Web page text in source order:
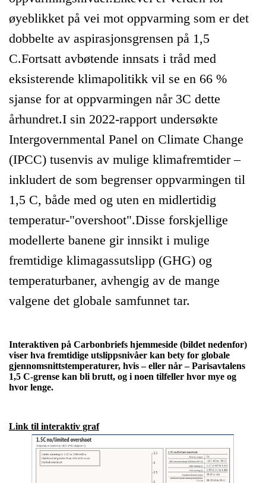
øyeblikket på vei mot oppvarming som er det
dobbelte av aspirasjonsgrensen på 1,5
C.Fortsatt avbøtende innsats i tråd med
eksisterende klimapolitikk vil se en 66 %
sjanse for at oppvarmingen når 3C dette
århundret.I sin 2022-rapport undersøkte
Intergovernmental Panel on Climate Change
(IPCC) tusenvis av mulige klimafremtider –
inkludert de som begrenser oppvarmingen til
1,5 C, både med og uten en midlertidig
temperatur-"overshoot".Disse forskjellige
modellerte banene gir innsikt i mulige
fremtidige klimagassutslipp (GHG) og
temperaturbaner, avhengig av de mange
valgene det globale samfunnet tar.
Interaktiven på Carbonbriefs hjemmeside (bildet nedenfor)
viser hva fremtidige utslippsnivåer kan bety for globale
gjennomsnittstemperaturer, hvis – eller når – Parisavtalens
1,5 C-grense kan bli brutt, og i noen tilfeller hvor mye og
hvor lenge.
Link til interaktiv graf